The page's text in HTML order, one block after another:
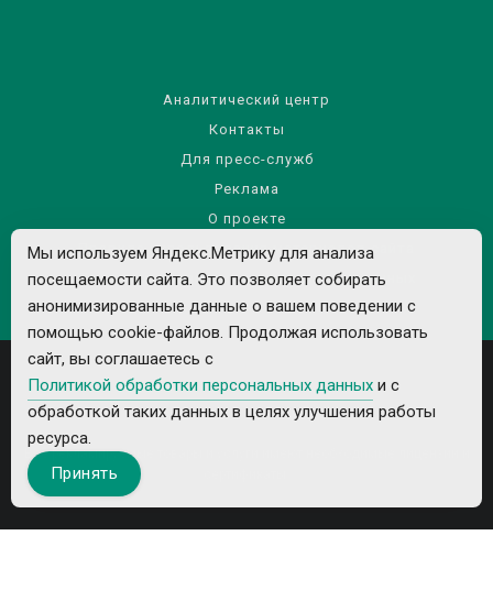
Аналитический центр
Контакты
Для пресс-служб
Реклама
О проекте
Правила использования материалов сайта
Политика обработки персональных данных
Все рекламируемые товары и услуги имеют необходимые лицензии и
Мы используем Яндекс.Метрику для анализа
посещаемости сайта. Это позволяет собирать
анонимизированные данные о вашем поведении с
помощью cookie-файлов. Продолжая использовать
сайт, вы соглашаетесь с
Политикой обработки персональных данных и с
обработкой таких данных в целях улучшения работы
ресурса.
Принять